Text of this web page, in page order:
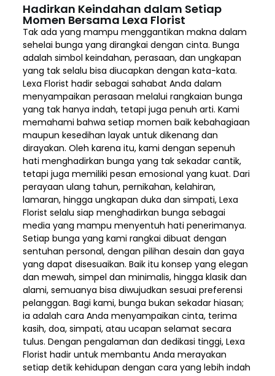
Hadirkan Keindahan dalam Setiap
Momen Bersama Lexa Florist
Tak ada yang mampu menggantikan makna dalam
sehelai bunga yang dirangkai dengan cinta. Bunga
adalah simbol keindahan, perasaan, dan ungkapan
yang tak selalu bisa diucapkan dengan kata-kata.
Lexa Florist hadir sebagai sahabat Anda dalam
menyampaikan perasaan melalui rangkaian bunga
yang tak hanya indah, tetapi juga penuh arti. Kami
memahami bahwa setiap momen baik kebahagiaan
maupun kesedihan layak untuk dikenang dan
dirayakan. Oleh karena itu, kami dengan sepenuh
hati menghadirkan bunga yang tak sekadar cantik,
tetapi juga memiliki pesan emosional yang kuat. Dari
perayaan ulang tahun, pernikahan, kelahiran,
lamaran, hingga ungkapan duka dan simpati, Lexa
Florist selalu siap menghadirkan bunga sebagai
media yang mampu menyentuh hati penerimanya.
Setiap bunga yang kami rangkai dibuat dengan
sentuhan personal, dengan pilihan desain dan gaya
yang dapat disesuaikan. Baik itu konsep yang elegan
dan mewah, simpel dan minimalis, hingga klasik dan
alami, semuanya bisa diwujudkan sesuai preferensi
pelanggan. Bagi kami, bunga bukan sekadar hiasan;
ia adalah cara Anda menyampaikan cinta, terima
kasih, doa, simpati, atau ucapan selamat secara
tulus. Dengan pengalaman dan dedikasi tinggi, Lexa
Florist hadir untuk membantu Anda merayakan
setiap detik kehidupan dengan cara yang lebih indah